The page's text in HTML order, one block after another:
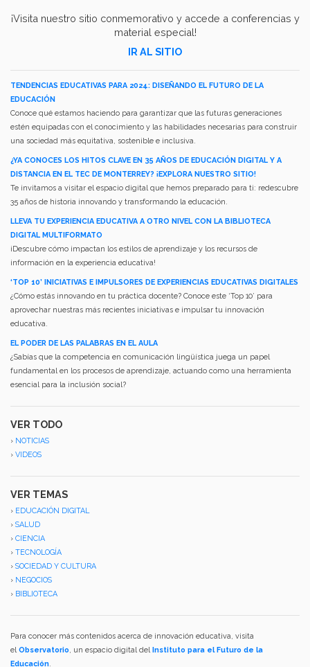
¡Visita nuestro sitio conmemorativo y accede a conferencias y
material especial!
IR AL SITIO
TENDENCIAS EDUCATIVAS PARA 2024: DISEÑANDO EL FUTURO DE LA
EDUCACIÓN
Conoce qué estamos haciendo para garantizar que las futuras generaciones
estén equipadas con el conocimiento y las habilidades necesarias para construir
una sociedad más equitativa, sostenible e inclusiva.
¿YA CONOCES LOS HITOS CLAVE EN 35 AÑOS DE EDUCACIÓN DIGITAL Y A
DISTANCIA EN EL TEC DE MONTERREY? ¡EXPLORA NUESTRO SITIO!
Te invitamos a visitar el espacio digital que hemos preparado para ti: redescubre
35 años de historia innovando y transformando la educación.
LLEVA TU EXPERIENCIA EDUCATIVA A OTRO NIVEL CON LA BIBLIOTECA
DIGITAL MULTIFORMATO
¡Descubre cómo impactan los estilos de aprendizaje y los recursos de
información en la experiencia educativa!
‘TOP 10’ INICIATIVAS E IMPULSORES DE EXPERIENCIAS EDUCATIVAS DIGITALES
¿Cómo estás innovando en tu práctica docente? Conoce este ‘Top 10’ para
aprovechar nuestras más recientes iniciativas e impulsar tu innovación
educativa.
EL PODER DE LAS PALABRAS EN EL AULA
¿Sabías que la competencia en comunicación lingüística juega un papel
fundamental en los procesos de aprendizaje, actuando como una herramienta
esencial para la inclusión social?
VER TODO
› NOTICIAS
› VIDEOS
VER TEMAS
› EDUCACIÓN DIGITAL
› SALUD
› CIENCIA
› TECNOLOGÍA
› SOCIEDAD Y CULTURA
› NEGOCIOS
› BIBLIOTECA
Para conocer más contenidos acerca de innovación educativa, visita
elObservatorio, un espacio digital del Instituto para el Futuro de la
Educación.